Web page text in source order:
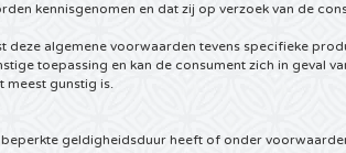
kennisgenomen en dat zij op verzoek van de
deze algemene voorwaarden tevens specifieke
toepassing en kan de consument zich in geval
meest gunstig is.
beperkte geldigheidsduur heeft of onder